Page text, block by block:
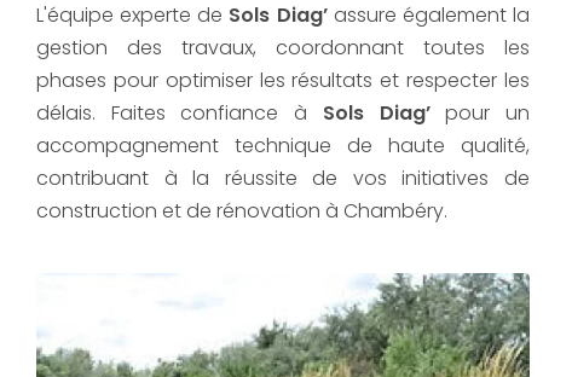
L'équipe experte de Sols Diag’assure également la
gestion des travaux, coordonnant toutes les
phases pour optimiser les résultats et respecter les
délais. Faites confiance à Sols Diag’pour un
accompagnement technique de haute qualité,
contribuant à la réussite de vos initiatives de
construction et de rénovation à Chambéry.